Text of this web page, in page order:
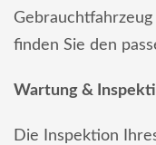
finden Sie den
Wartung &
Die Inspektion